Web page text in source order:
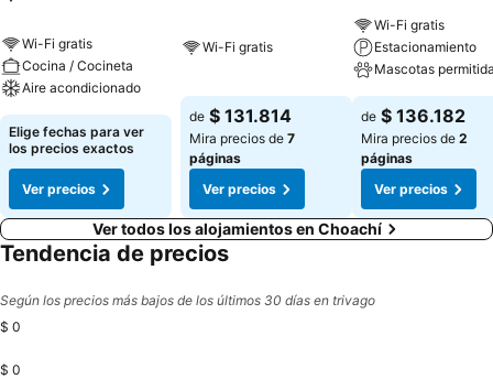
Wi-Fi gratis
Cocina / Cocineta
Aire acondicionado
Elige fechas para ver
los precios exactos
Ver precios
Wi-Fi gratis
de $ 131.814
Mira precios de 7
páginas
Ver precios
Wi-Fi gratis
Estacionamiento
Mascotas
de $ 136.182
Mira precios de 2
páginas
Ver precios
Ver todos los alojamientos en Choachí
Tendencia de precios
Según los precios más bajos de los últimos 30 días en trivago
$ 0
$ 0